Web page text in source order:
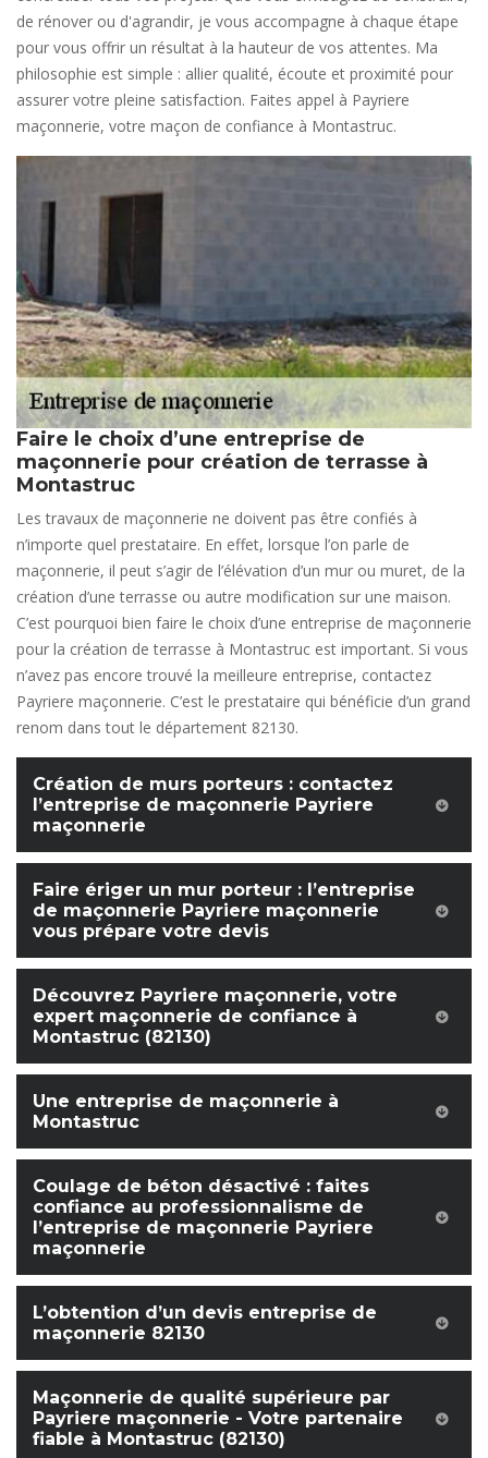
de rénover ou d'agrandir, je vous accompagne à chaque étape
pour vous offrir un résultat à la hauteur de vos attentes. Ma
philosophie est simple : allier qualité, écoute et proximité pour
assurer votre pleine satisfaction. Faites appel à Payriere
maçonnerie, votre maçon de confiance à Montastruc.
Faire le choix d’une entreprise de
maçonnerie pour création de terrasse à
Montastruc
Les travaux de maçonnerie ne doivent pas être confiés à
n’importe quel prestataire. En effet, lorsque l’on parle de
maçonnerie, il peut s’agir de l’élévation d’un mur ou muret, de la
création d’une terrasse ou autre modification sur une maison.
C’est pourquoi bien faire le choix d’une entreprise de maçonnerie
pour la création de terrasse à Montastruc est important. Si vous
n’avez pas encore trouvé la meilleure entreprise, contactez
Payriere maçonnerie. C’est le prestataire qui bénéficie d’un grand
renom dans tout le département 82130.
Création de murs porteurs : contactez
l’entreprise de maçonnerie Payriere
maçonnerie
Faire ériger un mur porteur : l’entreprise
de maçonnerie Payriere maçonnerie
vous prépare votre devis
Découvrez Payriere maçonnerie, votre
expert maçonnerie de confiance à
Montastruc (82130)
Une entreprise de maçonnerie à
Montastruc
Coulage de béton désactivé : faites
confiance au professionnalisme de
l’entreprise de maçonnerie Payriere
maçonnerie
L’obtention d’un devis entreprise de
maçonnerie 82130
Maçonnerie de qualité supérieure par
Payriere maçonnerie - Votre partenaire
fiable à Montastruc (82130)